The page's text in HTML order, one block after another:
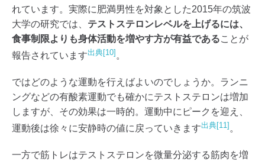
れています。実際に肥満男性を対象とした2015年の筑波
大学の研究では、 テストステロンレベルを上げるには、
食事制限よりも身体活動を増やす方が有益であることが
報告されています出典[10] 。
ではどのような運動を行えばよいのでしょうか。ランニ
ングなどの有酸素運動でも確かにテストステロンは増加
しますが、その効果は一時的。運動中にピークを迎え、
運動後は徐々に安静時の値に戻っていきます出典[11] 。
一方で筋トレはテストステロンを微量分泌する筋肉を増